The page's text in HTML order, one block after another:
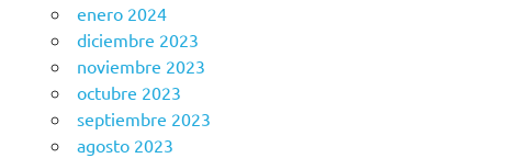
enero 2024
diciembre 2023
noviembre 2023
octubre 2023
septiembre 2023
agosto 2023